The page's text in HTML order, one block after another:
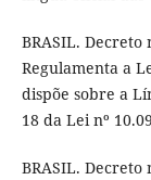
BRASIL. Decreto
Regulamenta a
dispõe sobre a
18 da Lei nº
BRASIL. Decreto